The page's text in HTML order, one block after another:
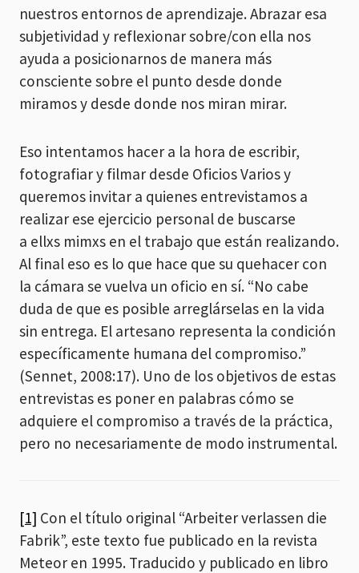
nuestros entornos de aprendizaje. Abrazar esa
subjetividad y reflexionar sobre/con ella nos
ayuda a posicionarnos de manera más
consciente sobre el punto desde donde
miramos y desde donde nos miran mirar.
Eso intentamos hacer a la hora de escribir,
fotografiar y filmar desde Oficios Varios y
queremos invitar a quienes entrevistamos a
realizar ese ejercicio personal de buscarse
a ellxs mimxs en el trabajo que están realizando.
Al final eso es lo que hace que su quehacer con
la cámara se vuelva un oficio en sí. “No cabe
duda de que es posible arreglárselas en la vida
sin entrega. El artesano representa la condición
específicamente humana del compromiso.”
(Sennet, 2008:17). Uno de los objetivos de estas
entrevistas es poner en palabras cómo se
adquiere el compromiso a través de la práctica,
pero no necesariamente de modo instrumental.
[1] Con el título original “Arbeiter verlassen die
Fabrik”, este texto fue publicado en la revista
Meteor en 1995. Traducido y publicado en libro